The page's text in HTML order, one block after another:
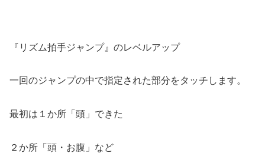
『リズム拍手ジャンプ』のレベルアップ
一回のジャンプの中で指定された部分をタッチします。
最初は１か所「頭」できた
２か所「頭・お腹」など